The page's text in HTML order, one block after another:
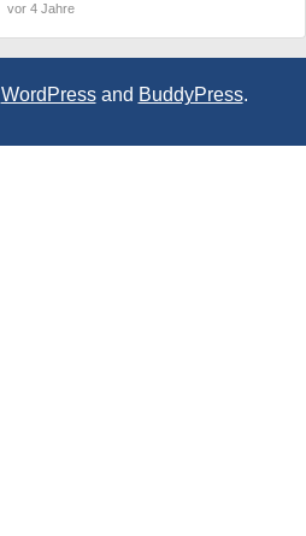
vor 4 Jahre
WordPressand BuddyPress.